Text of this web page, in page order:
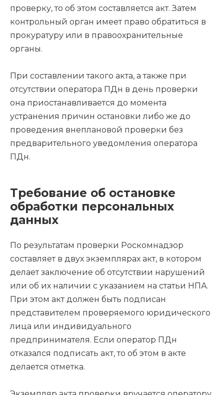
проверку, то об этом составляется акт. Затем
контрольный орган имеет право обратиться в
прокуратуру или в правоохранительные
органы.
При составлении такого акта, а также при
отсутствии оператора ПДн в день проверки
она приостанавливается до момента
устранения причин остановки либо же до
проведения внеплановой проверки без
предварительного уведомления оператора
ПДн.
Требование об остановке
обработки персональных
данных
По результатам проверки Роскомнадзор
составляет в двух экземплярах акт, в котором
делает заключение об отсутствии нарушений
или об их наличии с указанием на статьи НПА.
При этом акт должен быть подписан
представителем проверяемого юридического
лица или индивидуального
предпринимателя. Если оператор ПДн
отказался подписать акт, то об этом в акте
делается отметка.